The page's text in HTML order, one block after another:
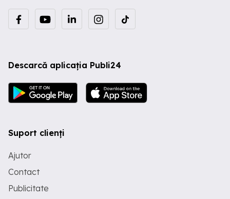
Descarcă aplicația Publi24
Suport clienți
Ajutor
Contact
Publicitate